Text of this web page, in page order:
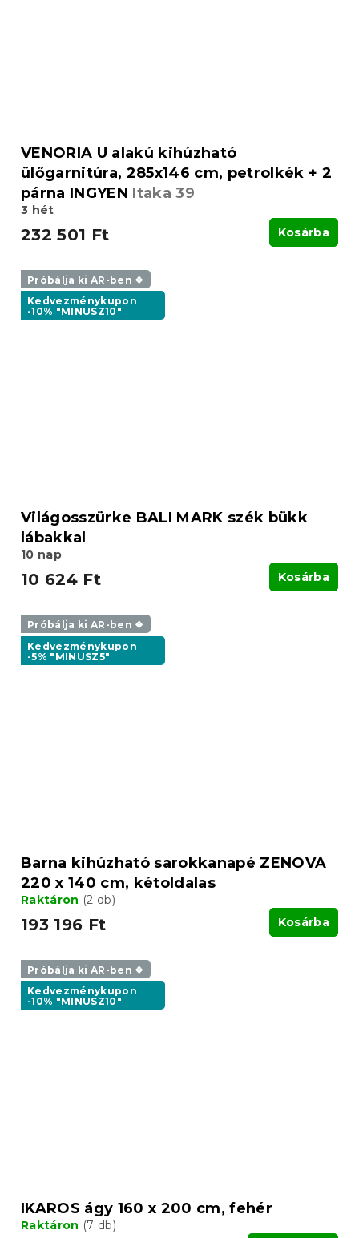
VENORIA U alakú kihúzható
ülőgarnitúra, 285x146 cm, petrolkék + 2
párna INGYEN Itaka 39
3 hét
232 501 Ft Kosárba
Próbálja ki AR-ben ❖
Kedvezménykupon
-10% "MINUSZ10"
Világosszürke BALI MARK szék bükk
lábakkal
10 nap
10 624 Ft Kosárba
Próbálja ki AR-ben ❖
Kedvezménykupon
-5% "MINUSZ5"
Barna kihúzható sarokkanapé ZENOVA
220 x 140 cm, kétoldalas
Raktáron (2 db)
193 196 Ft Kosárba
Próbálja ki AR-ben ❖
Kedvezménykupon
-10% "MINUSZ10"
IKAROS ágy 160 x 200 cm, fehér
Raktáron (7 db)